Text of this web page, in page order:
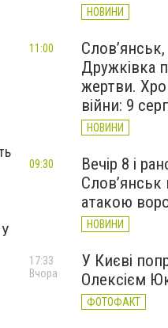
НОВИНИ
Дружківка
жертви.
війни: 9
НОВИНИ
11:00
Вечір 8 і
Слов’янськ
атакою
НОВИНИ
09:30
У Києві
Олексієм
ФОТОФАКТ
17:33
Вчора